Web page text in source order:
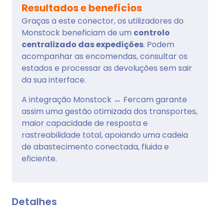
Resultados e benefícios
Graças a este conector, os utilizadores do
Monstock beneficiam de um controlo
centralizado das expedições. Podem
acompanhar as encomendas, consultar os
estados e processar as devoluções sem sair
da sua interface.
A integração Monstock ↔ Fercam garante
assim uma gestão otimizada dos transportes,
maior capacidade de resposta e
rastreabilidade total, apoiando uma cadeia
de abastecimento conectada, fluida e
eficiente.
Detalhes